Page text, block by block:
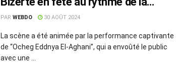
musique
PAR WEBDO 30 AOÛT 2024
La scène a été animée par la performance captivante
de “Ocheg Eddnya El-Aghani”, qui a envoûté le public
avec une ...